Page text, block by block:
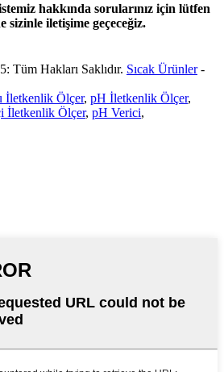
hakkında sorularınız için lütfen
sizinle iletişime geçeceğiz.
Tüm Hakları Saklıdır. Sıcak Ürünler-
İletkenlik Ölçer, pH İletkenlik Ölçer,
İletkenlik Ölçer, pH Verici,